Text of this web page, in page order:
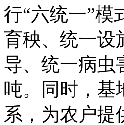
行“六统一”模
育秧、统一设
导、统一病虫
吨。同时，基
系，为农户提